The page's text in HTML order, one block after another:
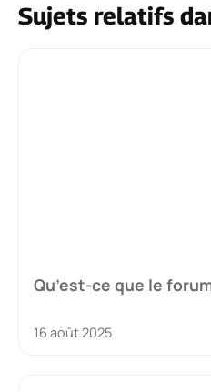
Sujets relatifs
Qu’est-ce que le
16 août 2025